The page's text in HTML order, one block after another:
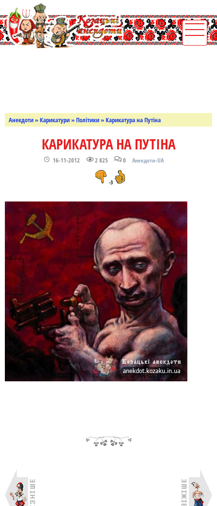
Анекдоти»Карикатури»Політики» Карикатура на Путіна
КАРИКАТУРА НА ПУТІНА
16-11-2012 2 825 0 Анекдоти-UA
-3